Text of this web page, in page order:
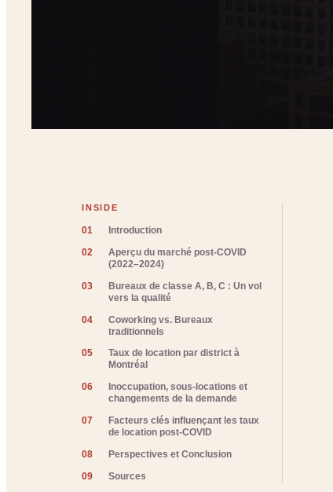
INSIDE
01 Introduction
02
Aperçu du marché post-COVID
(2022–2024)
03
Bureaux de classe A, B, C : Un vol
vers la qualité
04
Coworking vs. Bureaux
traditionnels
05
Taux de location par district à
Montréal
06
Inoccupation, sous-locations et
changements de la demande
07
Facteurs clés influençant les taux
de location post-COVID
08 Perspectives et Conclusion
09 Sources